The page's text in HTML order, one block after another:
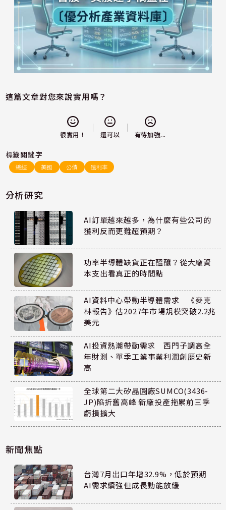
這篇文章對您來說實用嗎？
很實用！ 還可以 有待加強...
標籤關鍵字
總經 美國 公債 殖利率
分析研究
AI訂單越來越多，為什麼有些公司的
獲利反而更難超預期？
功率半導體缺貨正在醞釀？從大廠資
本支出看真正的時間點
AI資料中心帶動半導體需求 《麥克
林報告》估2027年市場規模突破2.2兆
美元
AI投資熱潮帶動需求 西門子調高全
年財測、單季工業事業利潤創歷史新
高
全球第二大矽晶圓廠SUMCO(3436-
JP)陷折舊高峰 新廠投產拖累前三季
虧損擴大
新聞焦點
台灣7月出口年增32.9%，低於預期
AI需求續強但成長動能放緩